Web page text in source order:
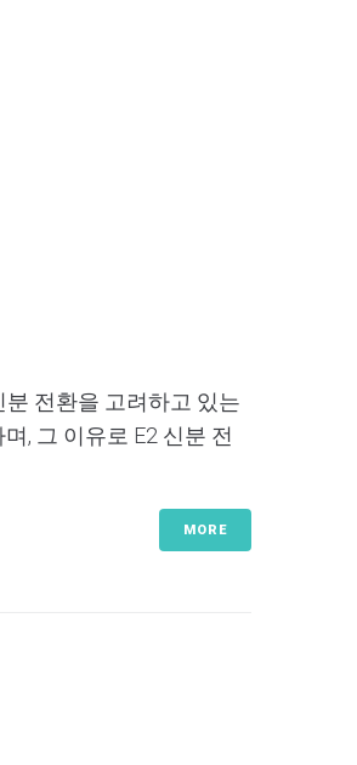
전환을 고려하고 있는
, 그 이유로 E2 신분 전
MORE